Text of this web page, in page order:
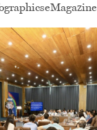
eMagazine